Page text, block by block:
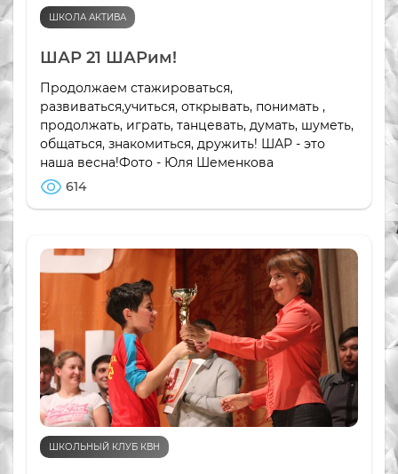
ШКОЛА АКТИВА
ШАР 21 ШАРим!
Продолжаем стажироваться,
развиваться,учиться, открывать, понимать ,
продолжать, играть, танцевать, думать, шуметь,
общаться, знакомиться, дружить! ШАР - это
наша весна!Фото - Юля Шеменкова
614
ШКОЛЬНЫЙ КЛУБ КВН